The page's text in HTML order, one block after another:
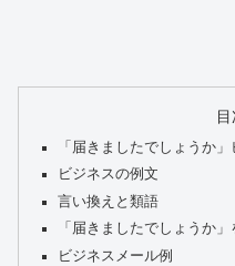
「届きましたでしょうか
ビジネスの例文
言い換えと類語
「届きましたでしょうか
ビジネスメール例